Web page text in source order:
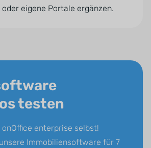
eigene Portale ergänzen.
testen
onOffice enterprise selbst!
Immobiliensoftware für 7